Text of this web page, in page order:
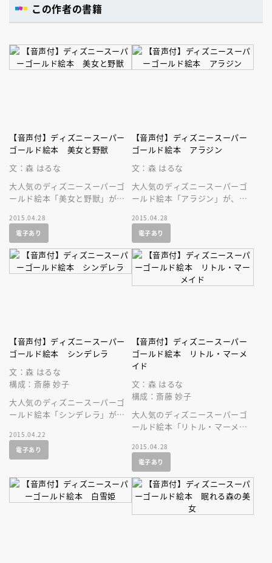
この作者の書籍
【音声付】ディズニースーパー
ゴールド絵本 美女と野獣
文：森 はるな
大人気のディズニースーパーゴ
ールド絵本「美女と野獣」が、
場です！
2015.04.28
電子あり
【音声付】ディズニースーパー
ゴールド絵本 アラジン
文：森 はるな
大人気のディズニースーパーゴ
ールド絵本「アラジン」が、美
です！ ディズニーの名作を持
ち歩こう！
2015.04.28
電子あり
【音声付】ディズニースーパー
ゴールド絵本 シンデレラ
文：森 はるな
構成：斎藤 妙子
大人気のディズニースーパーゴ
ールド絵本「シンデレラ」が、
す！
2015.04.22
電子あり
【音声付】ディズニースーパー
ゴールド絵本 リトル・マーメ
イド
文：森 はるな
構成：斎藤 妙子
大人気のディズニースーパーゴ
ールド絵本「リトル・マーメイ
なって登場です！ 名作を持ち
歩こう！
2015.04.28
電子あり